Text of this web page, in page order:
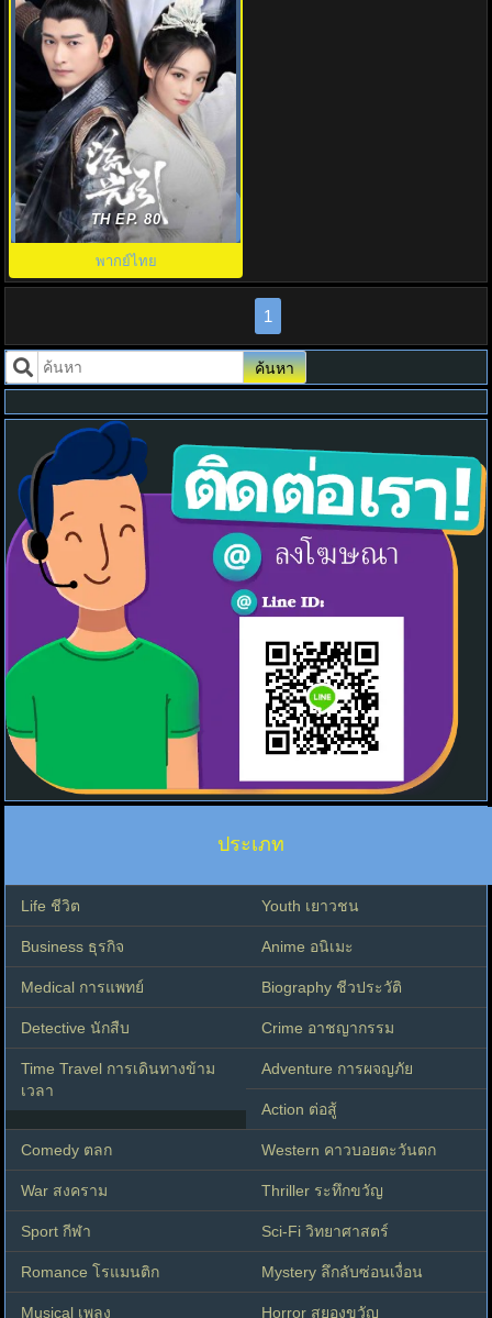
ลิขิตรักสองนครา พากย์ไทย
(2024) Fateful Love EP1-EP40
TH EP. 80
พากย์ไทย
1
ค้นหา
ประเภท
Life ชีวิต Youth เยาวชน
Business ธุรกิจ Anime อนิเมะ
Medical การแพทย์ Biography ชีวประวัติ
Detective นักสืบ Crime อาชญากรรม
Time Travel การเดินทางข้าม
เวลา
Adventure การผจญภัย
Action ต่อสู้
Comedy ตลก Western คาวบอยตะวันตก
War สงคราม Thriller ระทึกขวัญ
Sport กีฬา Sci-Fi วิทยาศาสตร์
Romance โรแมนติก Mystery ลึกลับซ่อนเงื่อน
Musical เพลง Horror สยองขวัญ